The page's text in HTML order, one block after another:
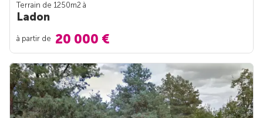
Terrain de 1250m2 à
Ladon
à partir de 20 000 €